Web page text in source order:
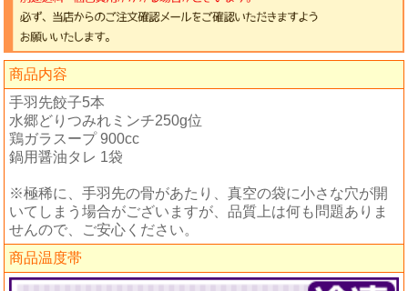
商品内容
手羽先餃子5本
水郷どりつみれミンチ250g位
鶏ガラスープ 900cc
鍋用醤油タレ 1袋
※極稀に、手羽先の骨があたり、真空の袋に小さな穴が開
いてしまう場合がございますが、品質上は何も問題ありま
せんので、ご安心ください。
商品温度帯